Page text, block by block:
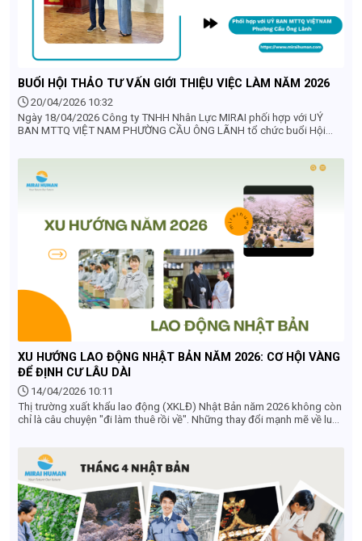
BUỔI HỘI THẢO TƯ VẤN GIỚI THIỆU VIỆC LÀM NĂM 2026
20/04/2026 10:32
Ngày 18/04/2026 Công ty TNHH Nhân Lực MIRAI phối hợp với UỶ
BAN MTTQ VIỆT NAM PHƯỜNG CẦU ÔNG LÃNH tổ chức buổi Hội
năm 2026
XU HƯỚNG LAO ĐỘNG NHẬT BẢN NĂM 2026: CƠ HỘI VÀNG
ĐỂ ĐỊNH CƯ LÂU DÀI
14/04/2026 10:11
Thị trường xuất khẩu lao động (XKLĐ) Nhật Bản năm 2026 không còn
chỉ là câu chuyện "đi làm thuê rồi về". Những thay đổi mạnh mẽ về luật
cho lao động Việt Nam. Dưới đây là 5 xu hướng chủ đạo mà bạn
không thể bỏ qua.